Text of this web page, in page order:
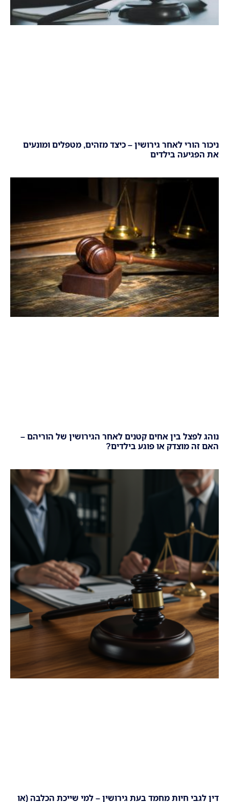
ניכור הורי לאחר גירושין – כיצד מזהים, מטפלים ומונעים
את הפגיעה בילדים
נוהג לפצל בין אחים קטנים לאחר הגירושין של הוריהם –
האם זה מוצדק או פוגע בילדים?
דין לגבי חיות מחמד בעת גירושין – למי שייכת הכלבה (או